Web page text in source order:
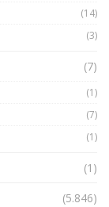
tỷ đô
(14)
(3)
(7)
(1)
(7)
(1)
(1)
(5.846)